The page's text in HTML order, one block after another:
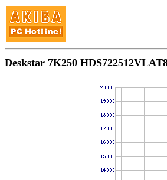
Deskstar 7K250